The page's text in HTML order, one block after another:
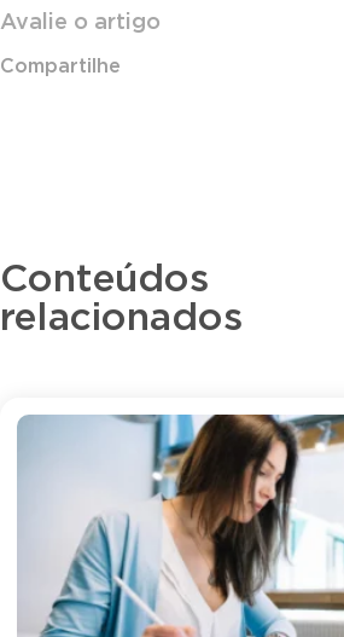
Avalie o artigo
Compartilhe
Conteúdos
relacionados